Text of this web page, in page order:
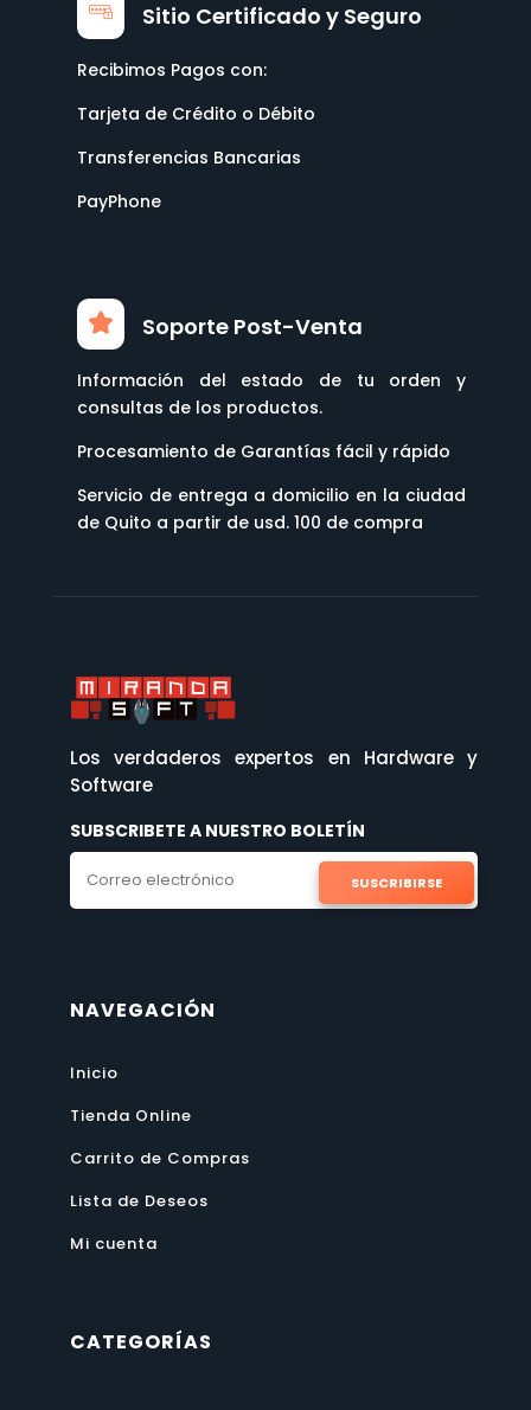
Sitio Certificado y Seguro
Recibimos Pagos con:
Tarjeta de Crédito o Débito
Transferencias Bancarias
PayPhone
Soporte Post-Venta
Información del estado de tu orden y
consultas de los productos.
Procesamiento de Garantías fácil y rápido
Servicio de entrega a domicilio en la ciudad
de Quito a partir de usd. 100 de compra
Los verdaderos expertos en Hardware y
Software
SUBSCRIBETE A NUESTRO BOLETÍN
SUSCRIBIRSE
NAVEGACIÓN
Inicio
Tienda Online
Carrito de Compras
Lista de Deseos
Mi cuenta
CATEGORÍAS